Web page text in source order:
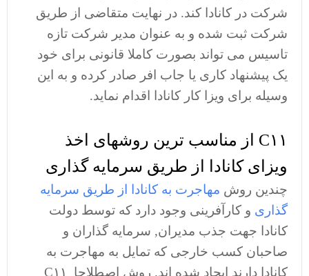
شرکت در کانادا کند. در نهایت متقاضی از طریق
شرکت ثبت شده و به عنوان مدیر شرکت تازه
تاسیس می تواند بصورت کاملا قانونی برای خود
یک پیشنهاد کاری یا جاب افر صادر کرده و به این
وسیله برای ویزا کار کانادا اقدام نماید.
C۱۱ از مناسب ترین روشهای اخذ
ویزای کانادا از طریق سرمایه گذاری
چندین روش مهاجرت به کانادا از طریق سرمایه
گذاری و کارآفرینی وجود دارد که توسط دولت
کانادا جهت جذب مدیران, سرمایه گذاران و
صاحبان کسب خارجی که تمایل به مهاجرت به
کانادا دارند ایجاد شده اند. روش اصطلاحا C۱۱